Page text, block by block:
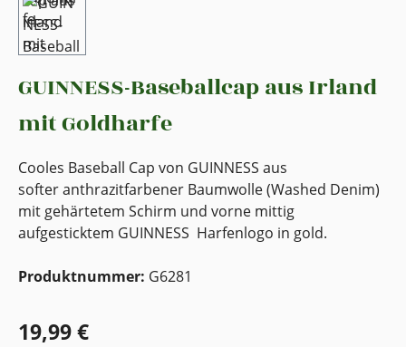
GUINNESS-Baseballcap aus Irland
mit Goldharfe
Cooles Baseball Cap von GUINNESS aus
softer anthrazitfarbener Baumwolle (Washed Denim)
mit gehärtetem Schirm und vorne mittig
aufgesticktem GUINNESS Harfenlogo in gold.
Produktnummer: G6281
19,99 €